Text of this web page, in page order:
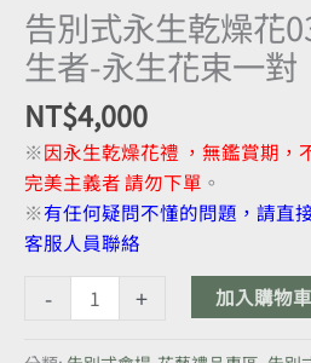
告別式永生乾燥花
生者-永生花束一對
NT$4,000
※因永生乾燥花禮 ，無鑑賞期，
完美主義者 請勿下單 。
※有任何疑問不懂的問題，請直
客服人員聯絡
- + 加入購物車